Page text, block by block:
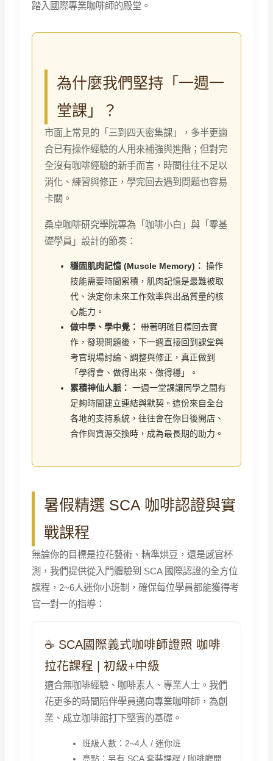
踏入國際專業咖啡師的殿堂。
為什麼我們堅持「一週一
堂課」？
市面上常見的「三到四天密集課」，多半更適
合已有操作經驗的人用來補強與進階；但對完
全沒有咖啡經驗的新手而言，時間往往不足以
消化、練習與修正，學完回去遇到問題也容易
卡關。
桑卓咖啡研究學院專為「咖啡小白」與「零基
礎學員」設計的節奏：
穩固肌肉記憶 (Muscle Memory)： 操作
技能需要時間累積，肌肉記憶是最難被取
代、決定你未來工作效率與出品質量的核
心能力。
做中學、學中覺： 帶著明確目標回去實
作，發現問題後，下一週直接回到課堂與
考官現場討論、調整與修正，真正做到
「學得會、做得出來、做得穩」。
累積神仙人脈： 一週一堂課讓同學之間有
足夠時間建立連結與默契。這份來自全台
各地的支持系統，往往會在你日後開店、
合作與資源交換時，成為最長期的助力。
暑假精選 SCA 咖啡認證與實
戰課程
無論你的目標是拉花藝術、精準烘豆，還是感官杯
測，我們提供從入門體驗到 SCA 國際認證的全方位
課程，2~6人迷你小班制，確保每位學員都能獲得考
官一對一的指導：
☕ SCA國際義式咖啡師證照 咖啡
拉花課程 | 初級+中級
適合無咖啡經驗、咖啡素人、專業人士。我們
花更多的時間陪伴學員邁向專業咖啡師，為創
業、成立咖啡館打下堅實的基礎。
班級人數：2~4人 / 迷你班
亮點：另有 SCA 套裝課程 / 咖啡廳開